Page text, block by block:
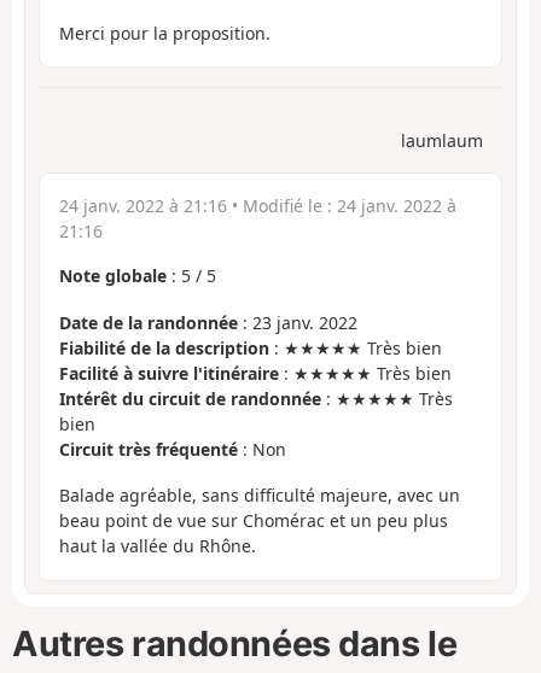
Merci pour la proposition.
laumlaum
24 janv. 2022 à 21:16 • Modifié le : 24 janv. 2022 à
21:16
Note globale : 5 / 5
Date de la randonnée : 23 janv. 2022
Fiabilité de la description : ★★★★★ Très bien
Facilité à suivre l'itinéraire : ★★★★★ Très bien
Intérêt du circuit de randonnée : ★★★★★ Très
bien
Circuit très fréquenté : Non
Balade agréable, sans difficulté majeure, avec un
beau point de vue sur Chomérac et un peu plus
haut la vallée du Rhône.
Autres randonnées dans le